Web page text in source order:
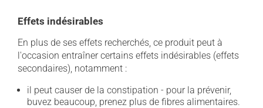
Effets indésirables
En plus de ses effets recherchés, ce produit peut à
l'occasion entraîner certains effets indésirables (effets
secondaires), notamment :
il peut causer de la constipation - pour la prévenir,
buvez beaucoup, prenez plus de fibres alimentaires.